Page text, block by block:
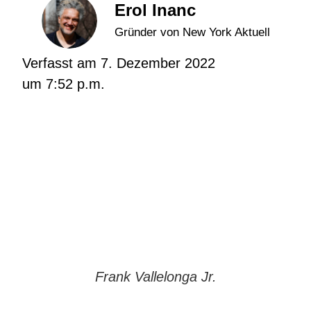
Erol Inanc
Gründer von New York Aktuell
Verfasst am 7. Dezember 2022
um 7:52 p.m.
Frank Vallelonga Jr.